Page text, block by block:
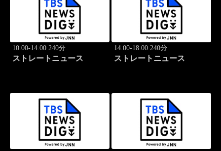
10:00-14:00 240分
ストレートニュース
14:00-18:00 240分
ストレートニュース